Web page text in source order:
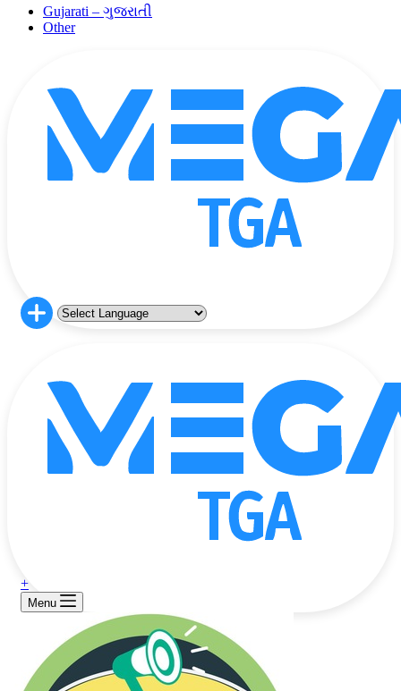
Gujarati – ગુજરાતી
Other
+
Menu